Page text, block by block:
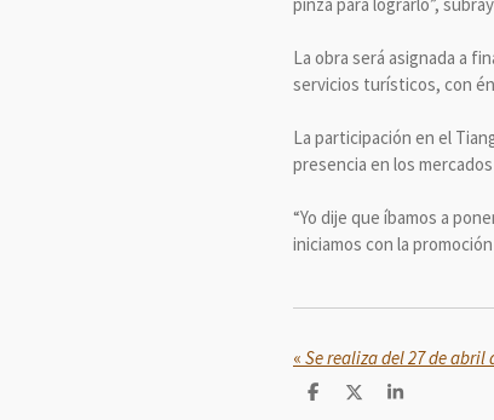
La obra será asignada a
servicios turísticos, con
La participación en el
presencia en los
“Yo dije que íbamos a
iniciamos con la
«
C
C
C